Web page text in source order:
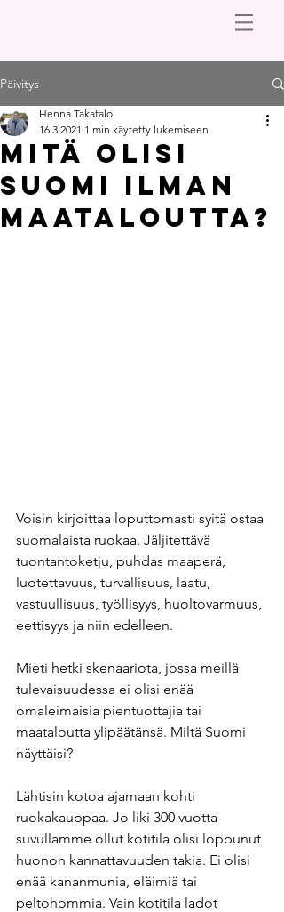
Päivitys
Mitä olisi
Suomi ilman
maataloutta?
Henna Takatalo
16.3.2021 1 min käytetty lukemiseen
Voisin kirjoittaa loputtomasti syitä ostaa
suomalaista ruokaa. Jäljitettävä
tuontantoketju, puhdas maaperä,
luotettavuus, turvallisuus, laatu,
vastuullisuus, työllisyys, huoltovarmuus,
eettisyys ja niin edelleen.
Mieti hetki skenaariota, jossa meillä
tulevaisuudessa ei olisi enää
omaleimaisia pientuottajia tai
maataloutta ylipäätänsä. Miltä Suomi
näyttäisi?
Lähtisin kotoa ajamaan kohti
ruokakauppaa. Jo liki 300 vuotta
suvullamme ollut kotitila olisi loppunut
huonon kannattavuuden takia. Ei olisi
enää kananmunia, eläimiä tai
peltohommia. Vain kotitila ladot